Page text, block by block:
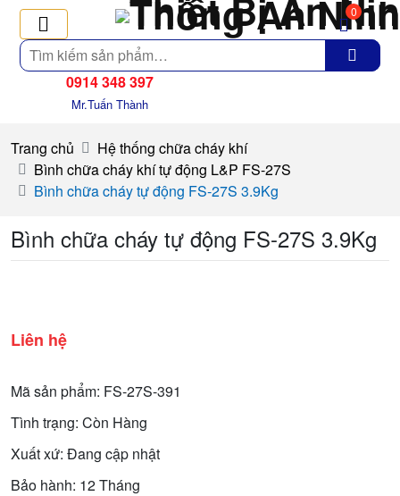
Tìm
kiếm
0
0914 348 397
Mr.Tuấn Thành
Trang chủ
Hệ thống chữa cháy khí
Bình chữa cháy khí tự động L&P FS-27S
Bình chữa cháy tự động FS-27S 3.9Kg
Bình chữa cháy tự động FS-27S 3.9Kg
Liên hệ
Mã sản phẩm: FS-27S-391
Tình trạng: Còn Hàng
Xuất xứ: Đang cập nhật
Bảo hành: 12 Tháng